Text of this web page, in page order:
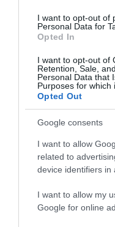
I want to opt-out of
Personal Data for
Opted In
I want to opt-out of
Retention, Sale,
Personal Data that
Purposes for which
Opted Out
Google consents
I want to allow
related to
device identifiers in
I want to allow my
Google for online
2026-08-07.
Túlzott félelem a
párkapcsolatban?